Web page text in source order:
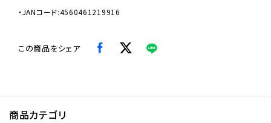
・JANコード:4560461219916
この商品をシェア
商品カテゴリ